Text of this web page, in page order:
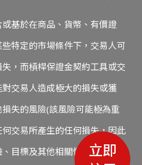
基於在商品、貨幣、有價證
特定的市場條件下，交易人可
，而槓桿保證金契約工具或交
交易人造成極大的損失或獲
失的風險(該風險可能極為重
交易所產生的任何損失，因此
目標及其他相關情況，審慎評
立即